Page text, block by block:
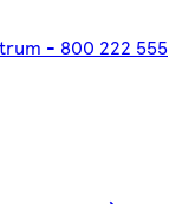
- 800 222 555